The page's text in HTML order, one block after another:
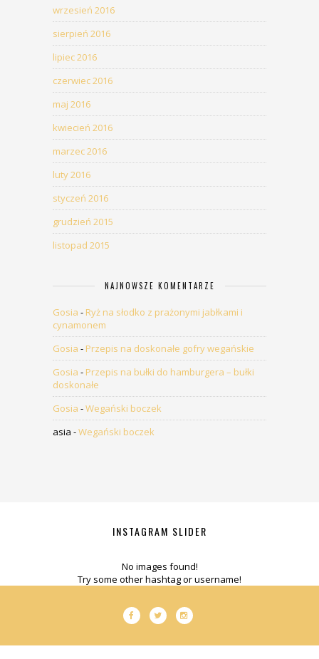
wrzesień 2016
sierpień 2016
lipiec 2016
czerwiec 2016
maj 2016
kwiecień 2016
marzec 2016
luty 2016
styczeń 2016
grudzień 2015
listopad 2015
NAJNOWSZE KOMENTARZE
Gosia - Ryż na słodko z prażonymi jabłkami i
cynamonem
Gosia - Przepis na doskonałe gofry wegańskie
Gosia - Przepis na bułki do hamburgera – bułki
doskonałe
Gosia -Wegański boczek
asia -Wegański boczek
INSTAGRAM SLIDER
No images found!
Try some other hashtag or username!